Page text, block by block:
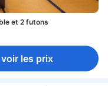
et 2 futons
les prix